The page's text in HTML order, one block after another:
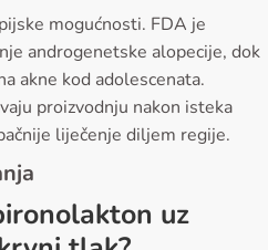
mogućnosti. FDA je
androgenetske alopecije, dok
akne kod adolescenata.
proizvodnju nakon isteka
liječenje diljem regije.
uz